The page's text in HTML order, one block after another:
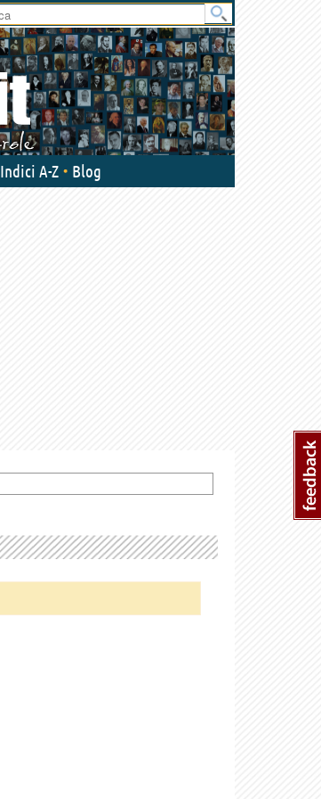
Indici A-Z Blog